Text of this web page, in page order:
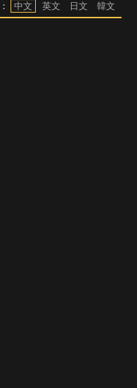
中文 英文 日文 韓文